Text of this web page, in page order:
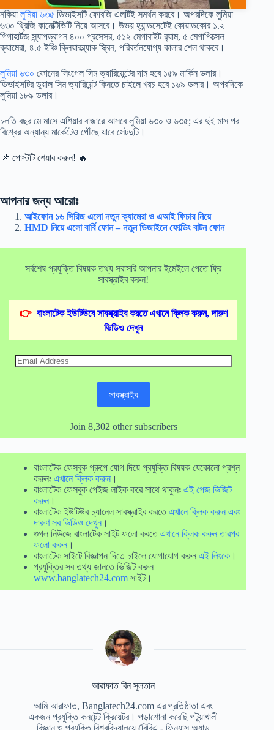
নকিয়া লুমিয়া ৬৩৫ ডিভাইসটি ফোরজি এলটিই সমর্থন করবে। অপরদিকে লুমিয়া
৬৩০ থ্রিজি কানেক্টিভিটি নিয়ে আসবে। উভয় হ্যান্ডসেটেই কোয়াডকোর ১.২
গিগাহার্টজ স্ন্যাপড্রাগন ৪০০ প্রসেসর, ৫১২ মেগাবাইট র‍্যাম, ৫ মেগাপিক্সেল
ক্যামেরা, ৪.৫ ইঞ্চি ক্লিয়ারব্ল্যাক স্ক্রিন, পরিবর্তনযোগ্য কালার শেল থাকবে।
লুমিয়া ৬৩০ ফোনের সিংগেল সিম ভ্যারিয়েন্টের দাম হবে ১৫৯ মার্কিন ডলার।
ডিভাইসটির ডুয়াল সিম ভ্যারিয়েন্ট কিনতে চাইলে খরচ হবে ১৬৯ ডলার। অপরদিকে
লুমিয়া ১৮৯ ডলার।
চলতি বছর মে মাসে এশিয়ার বাজারে আসবে লুমিয়া ৬৩০ ও ৬৩৫; এর দুই মাস পর
বিশ্বের অন্যান্য মার্কেটেও পৌঁছে যাবে সেটদুটি।
📌 পোস্টটি শেয়ার করুন! 🔥
আপনার জন্য আরোঃ
আইফোন ১৬ সিরিজ এলো নতুন ক্যামেরা ও এআই ফিচার নিয়ে
HMD নিয়ে এলো বার্বি ফোন – নতুন ডিজাইনে ফোল্ডিং বাটন ফোন
সর্বশেষ প্রযুক্তি বিষয়ক তথ্য সরাসরি আপনার ইমেইলে পেতে ফ্রি
সাবস্ক্রাইব করুন!
👉 বাংলাটেক ইউটিউবে সাবস্ক্রাইব করতে এখানে ক্লিক করুন, দারুণ
ভিডিও দেখুন
Email
Address
সাবস্ক্রাইব
Join 8,302 other subscribers
বাংলাটেক ফেসবুক গ্রুপে যোগ দিয়ে প্রযুক্তি বিষয়ক যেকোনো প্রশ্ন
করুনঃ এখানে ক্লিক করুন ।
বাংলাটেক ফেসবুক পেইজ লাইক করে সাথে থাকুনঃ এই পেজ ভিজিট
করুন ।
বাংলাটেক ইউটিউব চ্যানেল সাবস্ক্রাইব করতেএখানে ক্লিক করুন এবং
দারুণ সব ভিডিও দেখুন ।
গুগল নিউজে বাংলাটেক সাইট ফলো করতেএখানে ক্লিক করুন তারপর
ফলো করুন ।
বাংলাটেক সাইটে বিজ্ঞাপন দিতে চাইলে যোগাযোগ করুন এই লিংকে ।
প্রযুক্তির সব তথ্য জানতে ভিজিট করুন
www.banglatech24.com সাইট।
আরাফাত বিন সুলতান
আমি আরাফাত, Banglatech24.com এর প্রতিষ্ঠাতা এবং
একজন প্রযুক্তি কনটেন্ট ক্রিয়েটর। পড়াশোনা করেছি পটুয়াখালী
বিজ্ঞান ও প্রযুক্তি বিশ্ববিদ্যালয়ে (বিবিএ - ফিন্যান্স অ্যান্ড